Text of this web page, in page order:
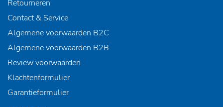
Retourneren
Contact & Service
Algemene voorwaarden B2C
Algemene voorwaarden B2B
Review voorwaarden
Klachtenformulier
Garantieformulier